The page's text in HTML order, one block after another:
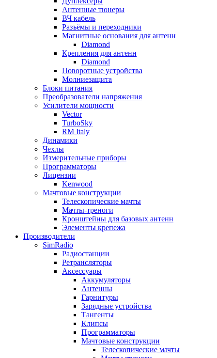
Антенные тюнеры
ВЧ кабель
Разъёмы и переходники
Магнитные основания для антенн
Diamond
Крепления для антенн
Diamond
Поворотные устройства
Молниезащита
Блоки питания
Преобразователи напряжения
Усилители мощности
Vector
TurboSky
RM Italy
Динамики
Чехлы
Измерительные приборы
Программаторы
Лицензии
Kenwood
Мачтовые конструкции
Телескопические мачты
Мачты-треноги
Кронштейны для базовых антенн
Элементы крепежа
Производители
SimRadio
Радиостанции
Ретрансляторы
Аксессуары
Аккумуляторы
Антенны
Гарнитуры
Зарядные устройства
Тангенты
Клипсы
Программаторы
Мачтовые конструкции
Телескопические мачты